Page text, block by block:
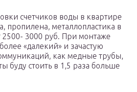
счетчиков воды в квартире
пропилена, металлопластика в
2500- 3000 руб. При монтаже
«далекий» и зачастую
как медные трубы,
буду стоить в 1,5 раза больше